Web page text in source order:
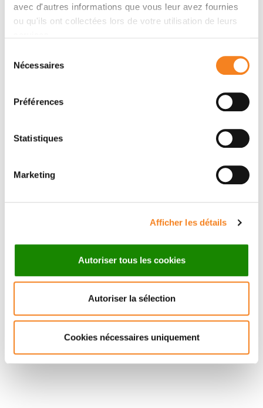
avec d'autres informations que vous leur avez fournies
ou qu'ils ont collectées lors de votre utilisation de leurs
Nécessaires
Préférences
Statistiques
Marketing
Afficher les détails
Autoriser tous les cookies
Autoriser la sélection
Cookies nécessaires uniquement
Membres
BAULANDE